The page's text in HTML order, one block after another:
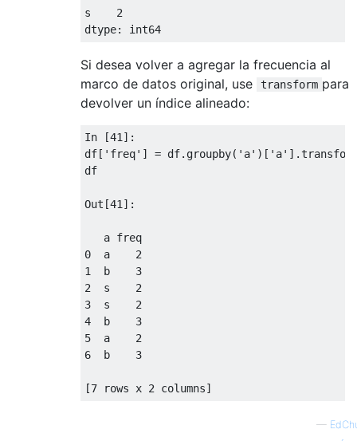
s 2
dtype: int64
Si desea volver a agregar la frecuencia al
marco de datos original, use
transform para
devolver un índice alineado:
In [41 ]:
df[ 'freq' ] = df. groupby( 'a' )[ 'a' ].
df
Out [41 ]:
0
  a
2
1
  b
3
2
  s
2
3
  s
2
4
  b
3
5
  a
2
6
  b
3
[7 rows x 2 columns]
—